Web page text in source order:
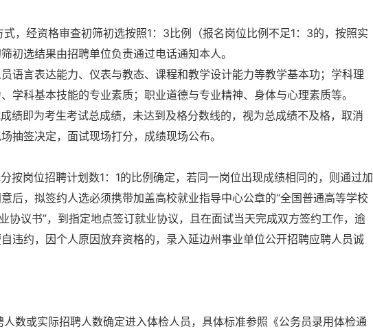
，经资格审查初筛初选按照1：3比例（报名岗位比例不足1：3的，按照实
初选结果由招聘单位负责通过电话通知本人。
语言表达能力、仪表与教态、课程和教学设计能力等教学基本功；学科理
学科基本技能的专业素质；职业道德与专业精神、身体与心理素质等。
绩即为考生考试总成绩，未达到及格分数线的，视为总成绩不及格，取消
抽签决定，面试现场打分，成绩现场公布。
按岗位招聘计划数1：1的比例确定，若同一岗位出现成绩相同的，则通过加
后，拟签约人选必须携带加盖高校就业指导中心公章的“全国普通高等学校
协议书”，到指定地点签订就业协议，且在面试当天完成双方签约工作，逾
违约，因个人原因放弃资格的，录入延边州事业单位公开招聘应聘人员诚
数或实际招聘人数确定进入体检人员，具体标准参照《公务员录用体检通